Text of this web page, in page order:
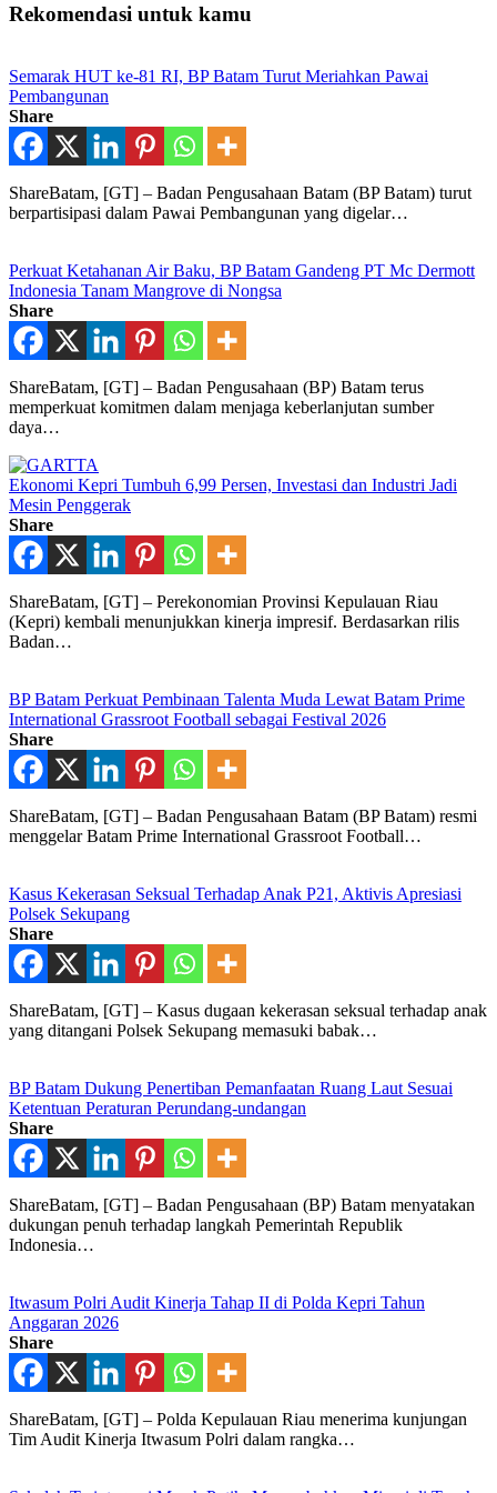
Rekomendasi untuk kamu
Semarak HUT ke-81 RI, BP Batam Turut Meriahkan Pawai
Pembangunan
Share
ShareBatam, [GT] – Badan Pengusahaan Batam (BP Batam) turut
berpartisipasi dalam Pawai Pembangunan yang digelar…
Perkuat Ketahanan Air Baku, BP Batam Gandeng PT Mc Dermott
Indonesia Tanam Mangrove di Nongsa
Share
ShareBatam, [GT] – Badan Pengusahaan (BP) Batam terus
memperkuat komitmen dalam menjaga keberlanjutan sumber
daya…
Ekonomi Kepri Tumbuh 6,99 Persen, Investasi dan Industri Jadi
Mesin Penggerak
Share
ShareBatam, [GT] – Perekonomian Provinsi Kepulauan Riau
(Kepri) kembali menunjukkan kinerja impresif. Berdasarkan rilis
Badan…
BP Batam Perkuat Pembinaan Talenta Muda Lewat Batam Prime
International Grassroot Football sebagai Festival 2026
Share
ShareBatam, [GT] – Badan Pengusahaan Batam (BP Batam) resmi
menggelar Batam Prime International Grassroot Football…
Kasus Kekerasan Seksual Terhadap Anak P21, Aktivis Apresiasi
Polsek Sekupang
Share
ShareBatam, [GT] – Kasus dugaan kekerasan seksual terhadap anak
yang ditangani Polsek Sekupang memasuki babak…
BP Batam Dukung Penertiban Pemanfaatan Ruang Laut Sesuai
Ketentuan Peraturan Perundang-undangan
Share
ShareBatam, [GT] – Badan Pengusahaan (BP) Batam menyatakan
dukungan penuh terhadap langkah Pemerintah Republik
Indonesia…
Itwasum Polri Audit Kinerja Tahap II di Polda Kepri Tahun
Anggaran 2026
Share
ShareBatam, [GT] – Polda Kepulauan Riau menerima kunjungan
Tim Audit Kinerja Itwasum Polri dalam rangka…